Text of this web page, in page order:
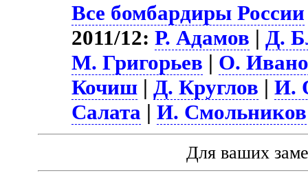
Все бомбардиры России
2011/12:Р. Адамов |Д.
М. Григорьев | О.
Кочиш |Д. Круглов |И.
Салата |И. Смольников
Для ваших